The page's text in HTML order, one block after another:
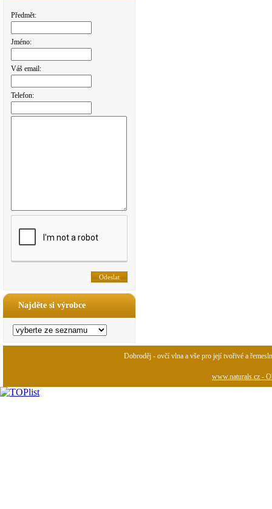
Předmět:
Jméno:
Váš email:
Telefon:
Najděte si výrobce
Dobroděj - ovčí vlna a vše pro její tvořivé a
www.naturals.cz -